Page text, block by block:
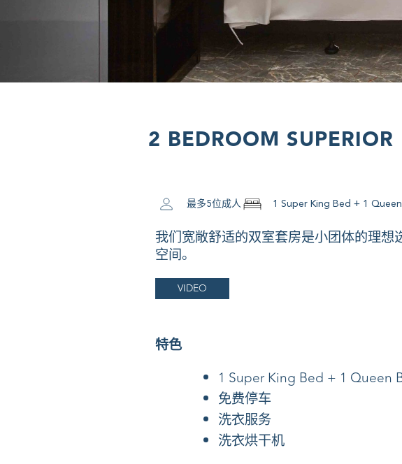
2 BEDROOM SUPERIOR
最多5位成人 1 Super King Bed + 1
我们宽敞舒适的双室套房是小团体的理
空间。
VIDEO
特色
1 Super King Bed + 1 Queen
免费停车
洗衣服务
洗衣烘干机